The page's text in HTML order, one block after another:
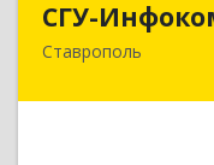
СГУ-
Ставрополь
355035,